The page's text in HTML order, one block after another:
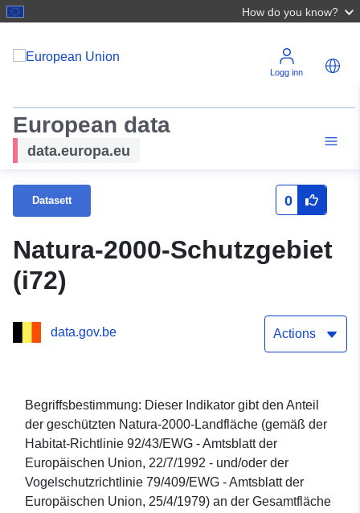
How do you know?
Logg inn
European data
data.europa.eu
Datasett 0
Natura-2000-Schutzgebiet
(i72)
data.gov.be Actions
Begriffsbestimmung: Dieser Indikator gibt den Anteil
der geschützten Natura-2000-Landfläche (gemäß der
Habitat-Richtlinie 92/43/EWG - Amtsblatt der
Europäischen Union, 22/7/1992 - und/oder der
Vogelschutzrichtlinie 79/409/EWG - Amtsblatt der
Europäischen Union, 25/4/1979) an der Gesamtfläche